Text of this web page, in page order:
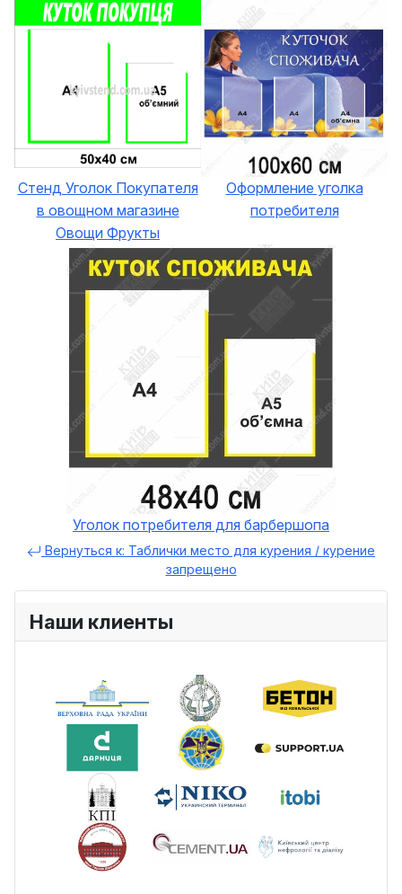
Стенд Уголок Покупателя
в овощном магазине
Овощи Фрукты
Оформление уголка
потребителя
Уголок потребителя для барбершопа
Вернуться к: Таблички место для курения / курение
запрещено
Наши клиенты